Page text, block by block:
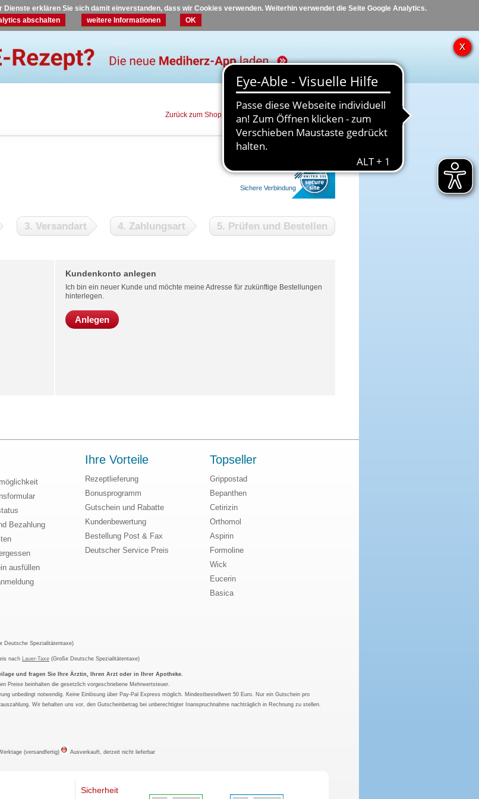
erklären Sie sich damit einverstanden, dass wir Cookies verwenden. Weiterhin verwendet die Seite Google Analytics.
abschalten
weitere Informationen OK
Zurück zum Shop Hilfe Kontakt
Sichere Verbindung
3. Versandart 4. Zahlungsart 5. Prüfen und Bestellen
Kundenkonto anlegen
Ich bin ein neuer Kunde und möchte meine Adresse für zukünftige Bestellungen
hinterlegen.
Anlegen
Bezahlung
ausfüllen
Ihre Vorteile
Rezeptlieferung
Bonusprogramm
Gutschein und Rabatte
Kundenbewertung
Bestellung Post & Fax
Deutscher Service Preis
Topseller
Grippostad
Bepanthen
Cetirizin
Orthomol
Aspirin
Formoline
Wick
Eucerin
Basica
Deutsche Spezialitätentaxe)
nach Lauer-Taxe (Große Deutsche Spezialitätentaxe)
und fragen Sie Ihre Ärztin, Ihren Arzt oder in Ihrer Apotheke.
Preise beinhalten die gesetzlich vorgeschriebene Mehrwertsteuer.
unbedingt notwendig. Keine Einlösung über Pay-Pal Express möglich. Mindestbestellwert 50 Euro. Nur ein Gutschein pro
Wir behalten uns vor, den Gutscheinbetrag bei unberechtigter Inanspruchnahme nachträglich in Rechnung zu stellen.
(versandfertig) Ausverkauft, derzeit nicht lieferbar
Sicherheit